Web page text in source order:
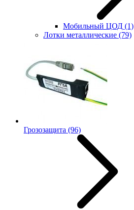
Мобильный ЦОД (1)
Лотки металлические (79)
Грозозащита (96)